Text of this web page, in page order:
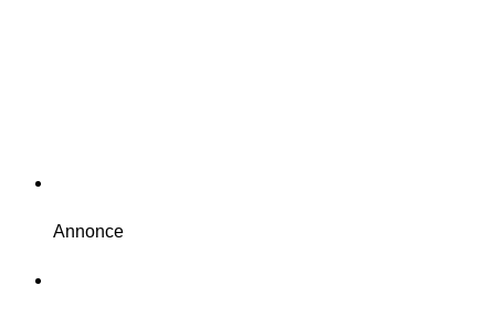
Annonce